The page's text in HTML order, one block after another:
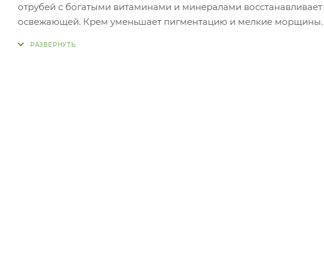
отрубей с богатыми витаминами и минералами
освежающей. Крем уменьшает пигментацию и мелкие